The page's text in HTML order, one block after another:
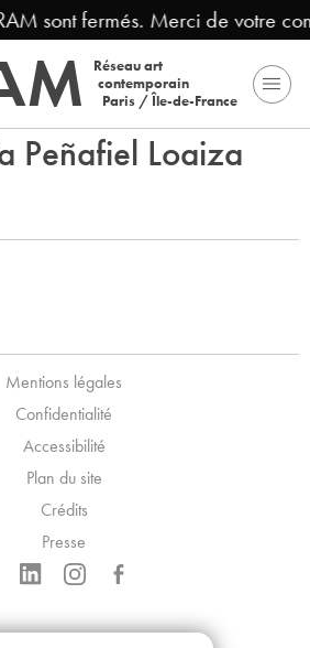
sont fermés. Merci de votre
Réseau art
contemporain
Paris / Île-de-France
Peñafiel Loaiza
Mentions légales
Confidentialité
Accessibilité
Plan du site
Crédits
Presse